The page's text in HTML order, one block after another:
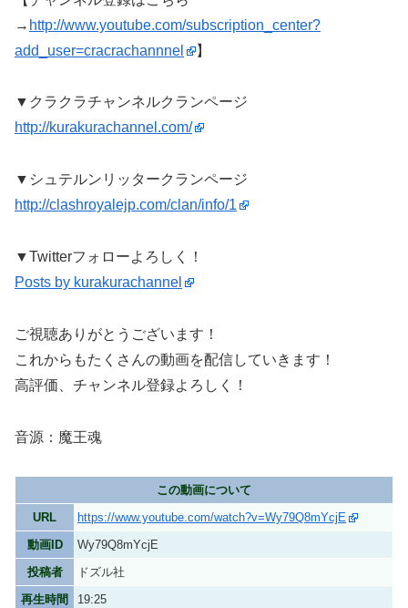
→ http://www.youtube.com/subscription_center?
add_user=cracrachannnel
】
▼クラクラチャンネルクランページ
http://kurakurachannel.com/
▼シュテルンリッタークランページ
http://clashroyalejp.com/clan/info/1
▼Twitterフォローよろしく！
Posts by kurakurachannel
ご視聴ありがとうございます！
これからもたくさんの動画を配信していきます！
高評価、チャンネル登録よろしく！
音源：魔王魂
この動画について
URL
https://www.youtube.com/watch?v=Wy79Q8mYcjE
動画ID
Wy79Q8mYcjE
投稿者
ドズル社
再生時間
19:25